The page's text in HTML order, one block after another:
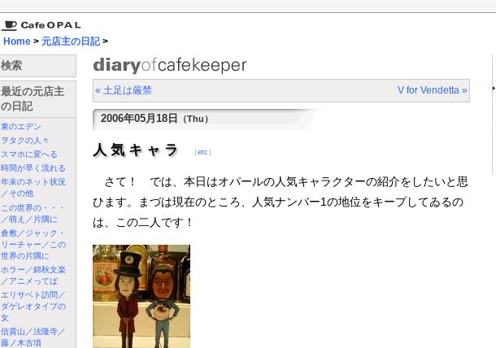
Home > 元店主の日記>
検索
最近の元店主
の日記
東のエデン
ヲタクの人々
スマホに変へる
時間が早く流れる
年末のネット状況
／その他
この世界の・・・
／萌え／片隅に
倉敷／ジャック・
リーチャー／この
世界の片隅に
ホラー／錦秋文楽
／アニメってば
エリサベト訪問／
ダゲレオタイプの
女
信貴山／法隆寺／
藤ノ木古墳
« 土足は厳禁 V for Vendetta »
2006年05月18日 （Thu）
人気キャラ ［ etc ］
さて！ では、本日はオパールの人気キャラクターの紹介をしたいと思
ひます。まづは現在のところ、人気ナンバー1の地位をキープしてゐるの
は、この二人です！